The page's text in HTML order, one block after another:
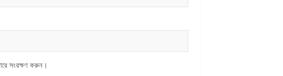
সংরক্ষণ করুন।